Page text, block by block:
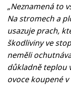
„Neznamená to
Na stromech a
usazuje prach,
škodliviny ve
neměli
důkladně teplou
ovoce koupené v